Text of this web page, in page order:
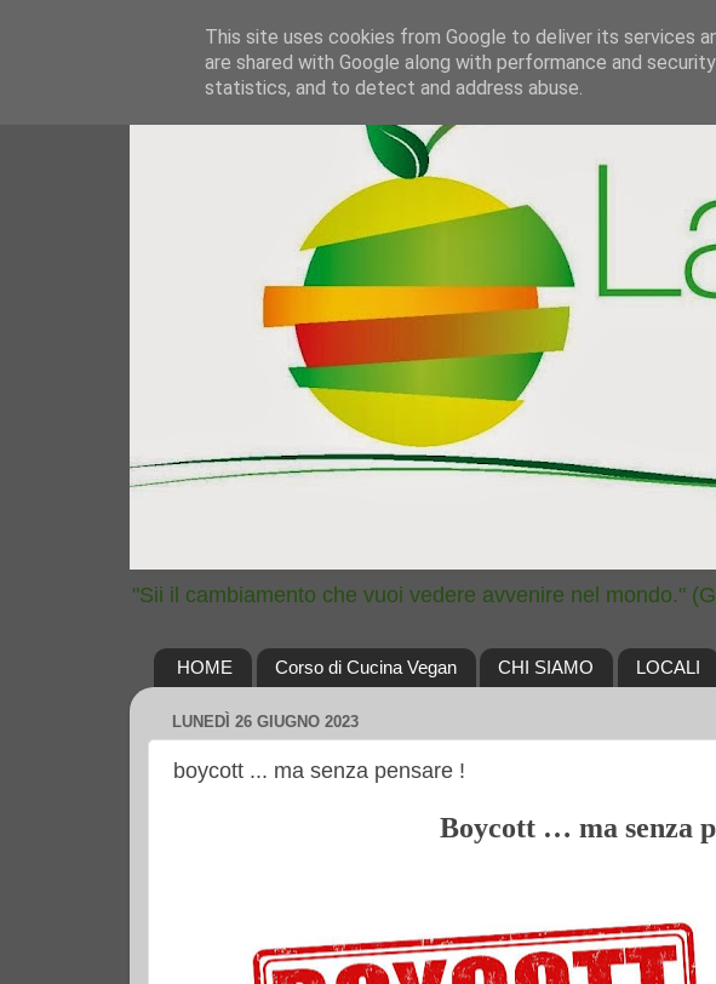
"Sii il cambiamento che vuoi vedere avvenire nel mondo."
HOME Corso di Cucina Vegan CHI SIAMO LOCALI
LUNEDÌ 26 GIUGNO 2023
boycott ... ma senza pensare !
Boycott … ma senza
This site uses cookies from Google to deliver its services
are shared with Google along with performance and
statistics, and to detect and address abuse.